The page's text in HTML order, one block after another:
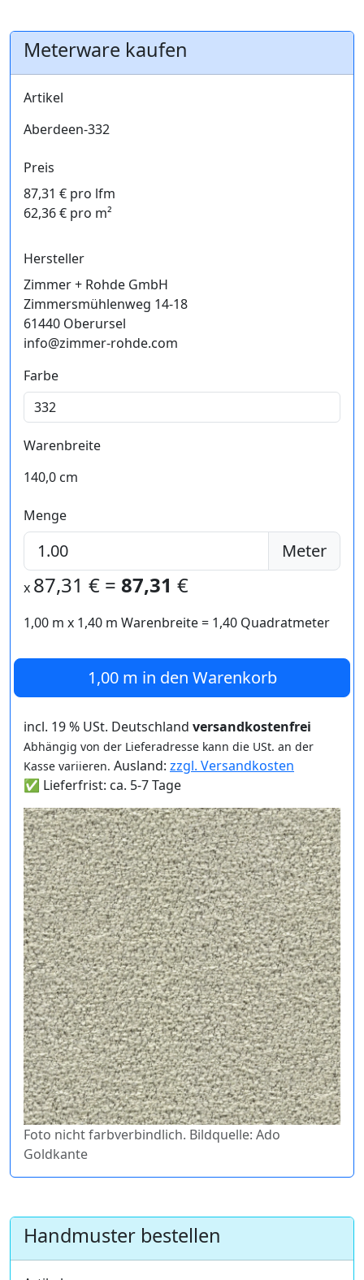
Meterware kaufen
Artikel
Aberdeen-332
Preis
87,31 € pro lfm
62,36 € pro m²
Hersteller
Zimmer + Rohde GmbH
Zimmersmühlenweg 14-18
61440 Oberursel
info@zimmer-rohde.com
Farbe
Warenbreite
140,0 cm
Menge
Meter
x 87,31 € = 87,31 €
1,00 m x 1,40 m Warenbreite = 1,40 Quadratmeter
1,00 m in den Warenkorb
incl. 19 % USt. Deutschland versandkostenfrei
Abhängig von der Lieferadresse kann die USt. an der
Kasse variieren. Ausland: zzgl. Versandkosten
✅ Lieferfrist: ca. 5-7 Tage
Foto nicht farbverbindlich. Bildquelle: Ado
Goldkante
Handmuster bestellen